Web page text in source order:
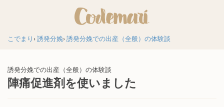
こでまり 誘発分娩 誘発分娩での出産（全般）の体験談
誘発分娩での出産（全般）の体験談
陣痛促進剤を使いました